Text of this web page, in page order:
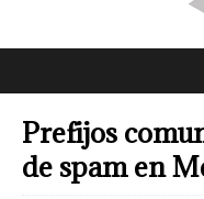
Prefijos
de spam en